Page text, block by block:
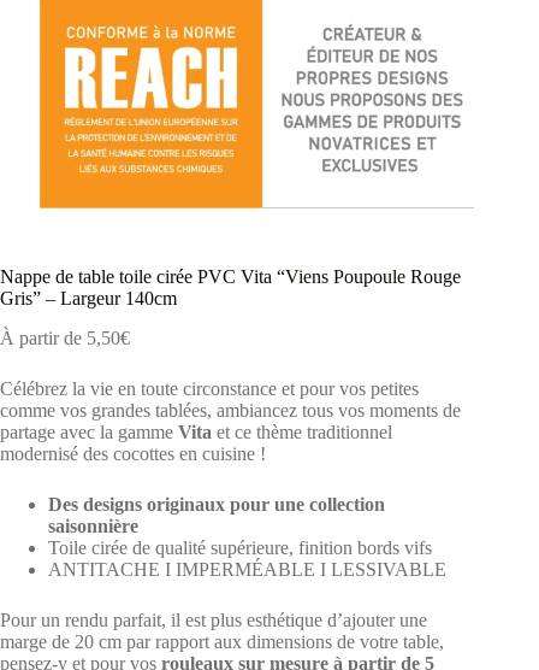
Nappe de table toile cirée PVC Vita “Viens Poupoule Rouge
Gris” – Largeur 140cm
À partir de 5,50€
Célébrez la vie en toute circonstance et pour vos petites
comme vos grandes tablées, ambiancez tous vos moments de
partage avec la gamme Vita et ce thème traditionnel
modernisé des cocottes en cuisine !
Des designs originaux pour une collection
saisonnière
Toile cirée de qualité supérieure, finition bords vifs
ANTITACHE I IMPERMÉABLE I LESSIVABLE
Pour un rendu parfait, il est plus esthétique d’ajouter une
marge de 20 cm par rapport aux dimensions de votre table,
pensez-y et pour vos rouleaux sur mesure à partir de 5